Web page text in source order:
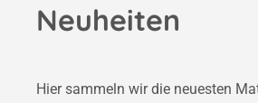
Neuheiten
Hier sammeln wir die neuesten